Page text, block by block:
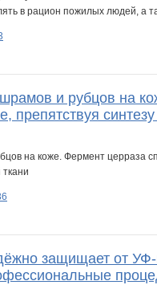
и рубцов на
препятствуя
защищает от